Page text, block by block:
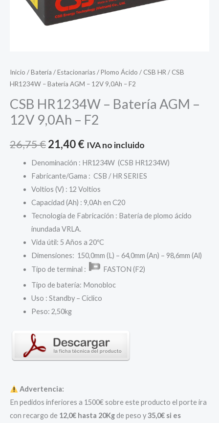
Inicio /Batería /Estacionarias/Plomo Ácido / CSB HR / CSB
HR1234W – Batería AGM – 12V 9,0Ah – F2
CSB HR1234W – Batería AGM –
12V 9,0Ah – F2
26,75€El
precio
original
era:
26,75 €.
21,40€El
precio
actual
es:
21,40 €.
IVA no incluido
Denominación : HR1234W (CSB HR1234W)
Fabricante/Gama : CSB / HR SERIES
Voltios (V) : 12 Voltios
Capacidad (Ah) : 9,0Ah en C20
Tecnología de Fabricación : Batería de plomo ácido
inundada VRLA.
Vida útil: 5 Años a 20ºC
Dimensiones: 150,0mm (L) – 64,0mm (An) – 98,6mm (Al)
Tipo de terminal :
FASTON (F2)
Tipo de batería: Monobloc
Uso : Standby – Cíclico
Peso: 2,50kg
Advertencia:
En pedidos inferiores a 1500€ sobre este producto el porte ira
con recargo de 12,0€ hasta 20Kgde peso y35,0€ si es